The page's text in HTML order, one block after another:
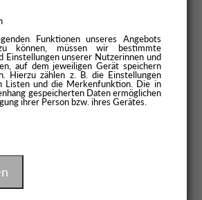
Funktionen unseres Angebots
können, müssen wir bestimmte
Einstellungen unserer Nutzerinnen und
auf dem jeweiligen Gerät speichern
Hierzu zählen z. B. die Einstellungen
Listen und die Merkenfunktion. Die in
gespeicherten Daten ermöglichen
ihrer Person bzw. ihres Gerätes.